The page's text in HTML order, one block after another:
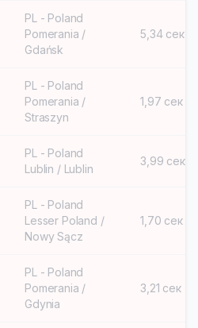
PL - Poland
Pomerania /
Gdańsk
5,34 сек
PL - Poland
Pomerania /
Straszyn
1,97 сек
PL - Poland
Lublin / Lublin
3,99 сек
PL - Poland
Lesser Poland /
Nowy Sącz
1,70 сек
PL - Poland
Pomerania /
Gdynia
3,21 сек